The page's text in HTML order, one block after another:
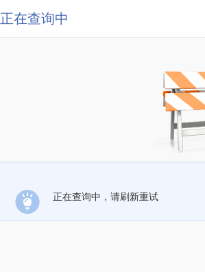
正在查询中
正在查询中，请刷新重试